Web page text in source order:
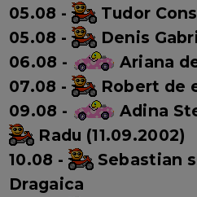
05.08 -
Tudor
05.08 -
Denis
06.08 -
Ariana
07.08 -
Robert de
09.08 -
Adina
Radu (11.09.2002)
10.08 -
Sebastian
Dragaica